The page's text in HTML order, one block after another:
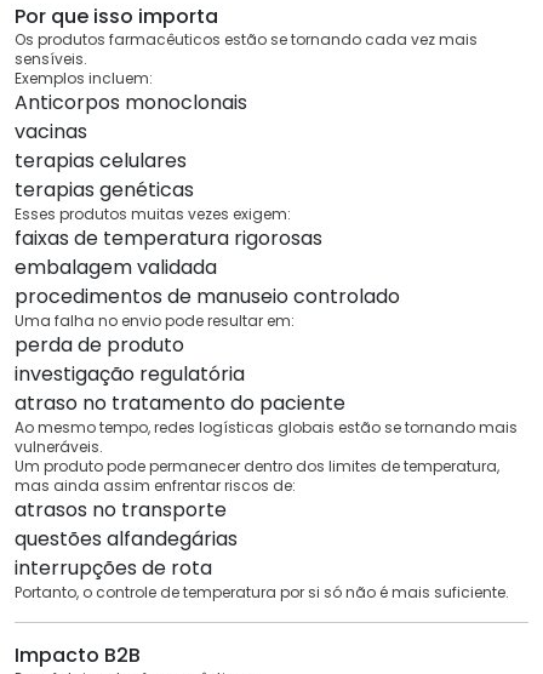
Por que isso importa
Os produtos farmacêuticos estão se tornando cada vez mais
sensíveis.
Exemplos incluem:
Anticorpos monoclonais
vacinas
terapias celulares
terapias genéticas
Esses produtos muitas vezes exigem:
faixas de temperatura rigorosas
embalagem validada
procedimentos de manuseio controlado
Uma falha no envio pode resultar em:
perda de produto
investigação regulatória
atraso no tratamento do paciente
Ao mesmo tempo, redes logísticas globais estão se tornando mais
vulneráveis.
Um produto pode permanecer dentro dos limites de temperatura,
mas ainda assim enfrentar riscos de:
atrasos no transporte
questões alfandegárias
interrupções de rota
Portanto, o controle de temperatura por si só não é mais suficiente.
Impacto B2B